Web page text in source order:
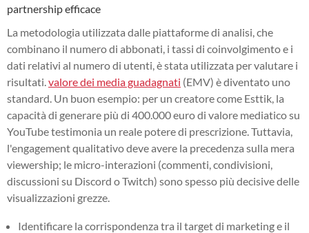
partnership efficace
La metodologia utilizzata dalle piattaforme di analisi, che
combinano il numero di abbonati, i tassi di coinvolgimento e i
dati relativi al numero di utenti, è stata utilizzata per valutare i
risultati. valore dei media guadagnati (EMV) è diventato uno
standard. Un buon esempio: per un creatore come Esttik, la
capacità di generare più di 400.000 euro di valore mediatico su
YouTube testimonia un reale potere di prescrizione. Tuttavia,
l'engagement qualitativo deve avere la precedenza sulla mera
viewership; le micro-interazioni (commenti, condivisioni,
discussioni su Discord o Twitch) sono spesso più decisive delle
visualizzazioni grezze.
Identificare la corrispondenza tra il target di marketing e il